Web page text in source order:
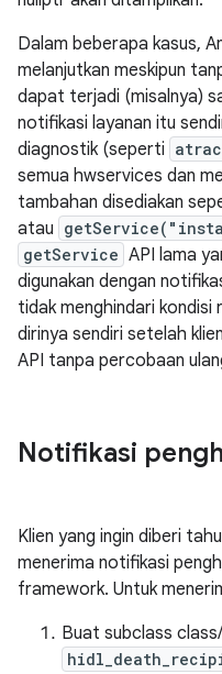
Dalam beberapa kasus,
melanjutkan meskipun
dapat terjadi (misalnya)
notifikasi layanan itu
diagnostik (seperti
semua hwservices dan
tambahan disediakan
atau
getService API lama
digunakan dengan
tidak menghindari
dirinya sendiri setelah
API tanpa percobaan
Notifikasi
Klien yang ingin diberi
menerima notifikasi
framework. Untuk
Buat subclass